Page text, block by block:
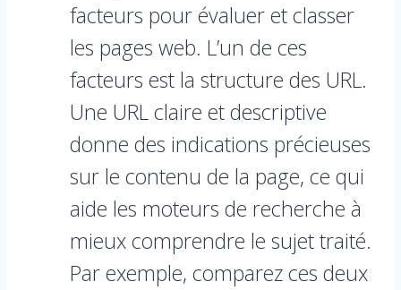
facteurs pour évaluer et classer
les pages web. L’un de ces
facteurs est la structure des URL.
Une URL claire et descriptive
donne des indications précieuses
sur le contenu de la page, ce qui
aide les moteurs de recherche à
mieux comprendre le sujet traité.
Par exemple, comparez ces deux